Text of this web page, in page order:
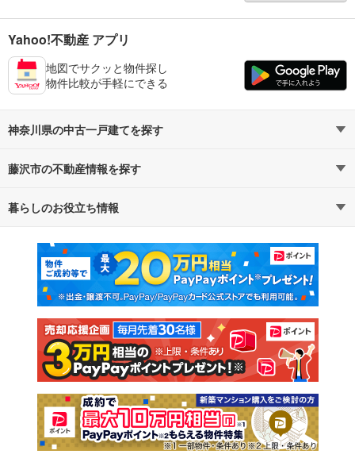
Yahoo!不動産 アプリ
地図でサクッと物件探し
物件比較が手軽にできる
神奈川県の中古一戸建てを探す
路線・駅から探す
通勤・通学時間から探す
藤沢市の不動産情報を探す
不動産・住宅
新築マンション 中古マンション
新築一戸建て 中古一戸建て
注文住宅 土地
売却査定
暮らしのお役立ち情報
マンションカタログ 教えて！住まいの先生